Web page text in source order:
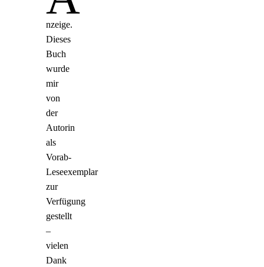
nzeige.
Dieses
Buch
wurde
mir
von
der
Autorin
als
Vorab-
Leseexemplar
zur
Verfügung
gestellt
–
vielen
Dank